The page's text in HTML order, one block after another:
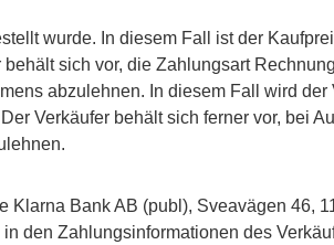
wurde. In diesem Fall ist der
sich vor, die Zahlungsart
abzulehnen. In diesem Fall wird der
Verkäufer behält sich ferner vor, bei
Bank AB (publ), Sveavägen 46,
den Zahlungsinformationen des